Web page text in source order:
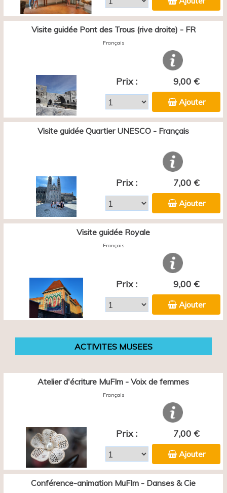
Visite guidée Pont des Trous (rive droite) - FR
Français
Prix : 9,00 €
Ajouter
Visite guidée Quartier UNESCO - Français
Prix : 7,00 €
Ajouter
Visite guidée Royale
Français
Prix : 9,00 €
Ajouter
ACTIVITES MUSEES
Atelier d'écriture MuFIm - Voix de femmes
Français
Prix : 7,00 €
Ajouter
Conférence-animation MuFIm - Danses & Cie